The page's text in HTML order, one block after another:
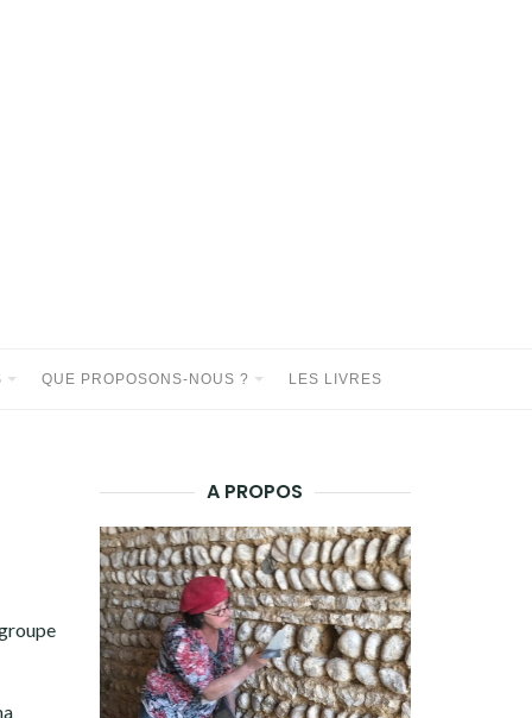
QUE PROPOSONS-NOUS ? LES LIVRES
A PROPOS